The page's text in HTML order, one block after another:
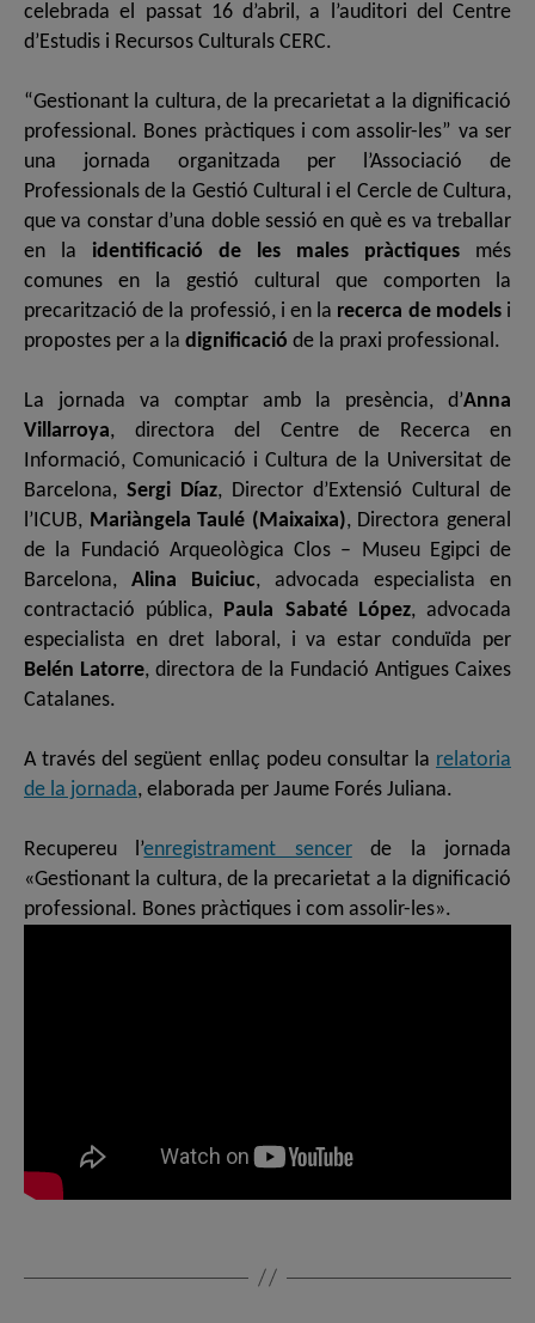
celebrada el passat 16 d’abril, a l’auditori del Centre
d’Estudis i Recursos Culturals CERC.
“Gestionant la cultura, de la precarietat a la dignificació
professional. Bones pràctiques i com assolir-les” va ser
una jornada organitzada per l’Associació de
Professionals de la Gestió Cultural i el Cercle de Cultura,
que va constar d’una doble sessió en què es va treballar
en la identificació de les males pràctiques més
comunes en la gestió cultural que comporten la
precarització de la professió, i en la recerca de modelsi
propostes per a la dignificació de la praxi professional.
La jornada va comptar amb la presència, d’Anna
Villarroya, directora del Centre de Recerca en
Informació, Comunicació i Cultura de la Universitat de
Barcelona, Sergi Díaz, Director d’Extensió Cultural de
l’ICUB, Mariàngela Taulé (Maixaixa), Directora general
de la Fundació Arqueològica Clos – Museu Egipci de
Barcelona, Alina Buiciuc, advocada especialista en
contractació pública, Paula Sabaté López, advocada
especialista en dret laboral, i va estar conduïda per
Belén Latorre, directora de la Fundació Antigues Caixes
Catalanes.
A través del següent enllaç podeu consultar la relatoria
de la jornada, elaborada per Jaume Forés Juliana.
Recupereu l’enregistrament sencerde la jornada
«Gestionant la cultura, de la precarietat a la dignificació
professional. Bones pràctiques i com assolir-les».